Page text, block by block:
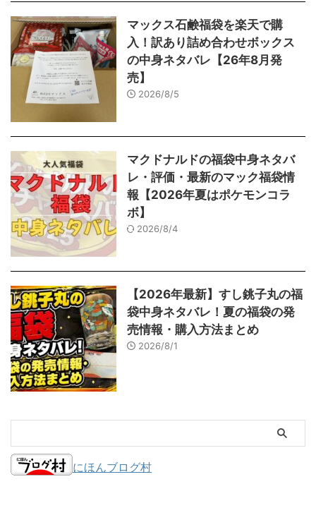
マックス石鹸福袋を楽天で購
入！訳あり詰め合わせボックス
の中身ネタバレ【26年8月発
売】
2026/8/5
マクドナルドの福袋中身ネタバ
レ・評価・最新のマック福袋情
報【2026年夏はポケモンコラ
ボ】
2026/8/4
【2026年最新】すし銚子丸の福
袋中身ネタバレ！夏の福袋の発
売情報・購入方法まとめ
2026/8/1
にほんブログ村